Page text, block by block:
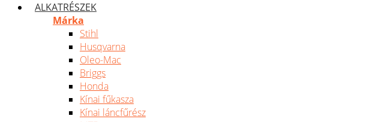
ALKATRÉSZEK
Márka
Stihl
Husqvarna
Oleo-Mac
Briggs
Honda
Kínai fűkasza
Kínai láncfűrész